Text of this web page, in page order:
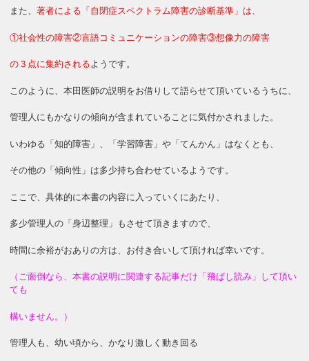
また、著者による「自閉症スペクトラム障害の診断基準」は、
①社会性の障害②言語コミュニケーションの障害③想像力の障害
の３点に集約されるようです。
このように、本田医師の説明をお借りして語らせて頂いているうちに、
管理人にもかなりの傾向が含まれていることに気付かされました。
いわゆる「知的障害」、「学習障害」や「てんかん」はなくとも、
その他の「傾向性」は多少持ち合わせているようです。
ここで、具体的に本書の内容に入っていくにあたり、
多少管理人の「身辺整理」もさせて頂きますので、
時間に余裕がおありの方は、お付き合いして頂ければ幸いです。
（ご面倒なら、本書の説明に関連する記事だけ「飛ばし読み」して頂い
ても
構いません。）
管理人も、幼い頃から、かなり激しく動き回る